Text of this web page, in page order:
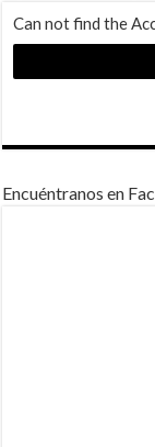
Can not find the
Encuéntranos en